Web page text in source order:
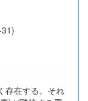
存在する。それ